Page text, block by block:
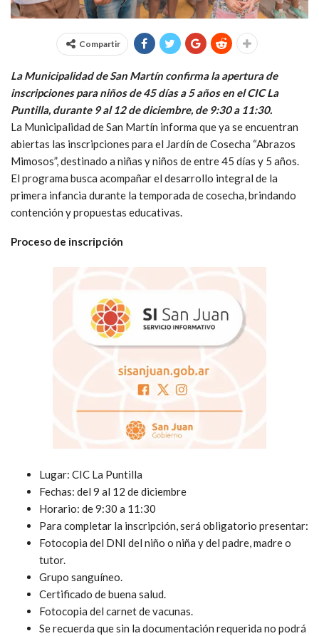
Compartir
La Municipalidad de San Martín confirma la apertura de
inscripciones para niños de 45 días a 5 años en el CIC La
Puntilla, durante 9 al 12 de diciembre, de 9:30 a 11:30.
La Municipalidad de San Martín informa que ya se encuentran
abiertas las inscripciones para el Jardín de Cosecha “Abrazos
Mimosos”, destinado a niñas y niños de entre 45 días y 5 años.
El programa busca acompañar el desarrollo integral de la
primera infancia durante la temporada de cosecha, brindando
contención y propuestas educativas.
Proceso de inscripción
Lugar: CIC La Puntilla
Fechas: del 9 al 12 de diciembre
Horario: de 9:30 a 11:30
Para completar la inscripción, será obligatorio presentar:
Fotocopia del DNI del niño o niña y del padre, madre o
tutor.
Grupo sanguíneo.
Certificado de buena salud.
Fotocopia del carnet de vacunas.
Se recuerda que sin la documentación requerida no podrá